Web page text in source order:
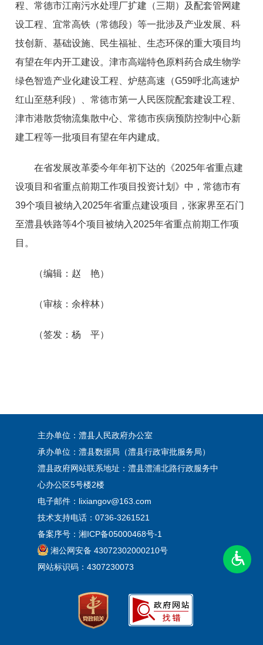
程、常德市江南污水处理厂扩建（三期）及配套管网建
设工程、宜常高铁（常德段）等一批涉及产业发展、科
技创新、基础设施、民生福祉、生态环保的重大项目均
有望在年内开工建设。津市高端特色原料药合成生物学
绿色智造产业化建设工程、炉慈高速（G59呼北高速炉
红山至慈利段）、常德市第一人民医院配套建设工程、
津市港散货物流集散中心、常德市疾病预防控制中心新
建工程等一批项目有望在年内建成。
在省发展改革委今年年初下达的《2025年省重点建
设项目和省重点前期工作项目投资计划》中，常德市有
39个项目被纳入2025年省重点建设项目，张家界至石门
至澧县铁路等4个项目被纳入2025年省重点前期工作项
目。
（编辑：赵 艳）
（审核：余梓林）
（签发：杨 平）
主办单位：澧县人民政府办公室
承办单位：澧县数据局（澧县行政审批服务局）
澧县政府网站联系地址：澧县澧浦北路行政服务中
心办公区5号楼2楼
电子邮件：lixiangov@163.com
技术支持电话：0736-3261521
备案序号： 湘ICP备05000468号-1
湘公网安备 43072302000210号
网站标识码：4307230073